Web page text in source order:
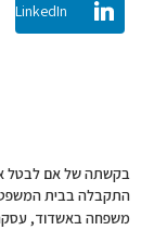
LinkedIn
בקשתה של אם לבטל
התקבלה בבית
משפחה באשדוד,